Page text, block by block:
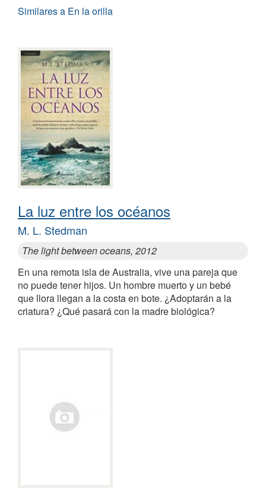
Similares a En la orilla
La luz entre los océanos
M. L. Stedman
The light between oceans, 2012
En una remota isla de Australia, vive una pareja que
no puede tener hijos. Un hombre muerto y un bebé
que llora llegan a la costa en bote. ¿Adoptarán a la
criatura? ¿Qué pasará con la madre biológica?